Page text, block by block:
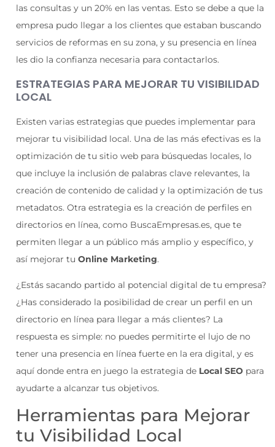
las consultas y un 20% en las ventas. Esto se debe a que la
empresa pudo llegar a los clientes que estaban buscando
servicios de reformas en su zona, y su presencia en línea
les dio la confianza necesaria para contactarlos.
ESTRATEGIAS PARA MEJORAR TU VISIBILIDAD
LOCAL
Existen varias estrategias que puedes implementar para
mejorar tu visibilidad local. Una de las más efectivas es la
optimización de tu sitio web para búsquedas locales, lo
que incluye la inclusión de palabras clave relevantes, la
creación de contenido de calidad y la optimización de tus
metadatos. Otra estrategia es la creación de perfiles en
directorios en línea, como BuscaEmpresas.es, que te
permiten llegar a un público más amplio y específico, y
así mejorar tuOnline Marketing.
¿Estás sacando partido al potencial digital de tu empresa?
¿Has considerado la posibilidad de crear un perfil en un
directorio en línea para llegar a más clientes? La
respuesta es simple: no puedes permitirte el lujo de no
tener una presencia en línea fuerte en la era digital, y es
aquí donde entra en juego la estrategia de Local SEO para
ayudarte a alcanzar tus objetivos.
Herramientas para Mejorar
tu Visibilidad Local